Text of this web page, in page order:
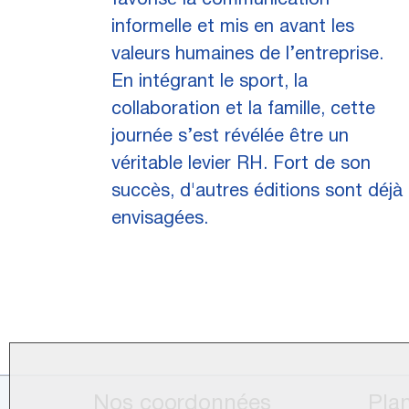
informelle et mis en avant les
valeurs humaines de l’entreprise.
En intégrant le sport, la
collaboration et la famille, cette
journée s’est révélée être un
véritable levier RH. Fort de son
succès, d'autres éditions sont déjà
envisagées.